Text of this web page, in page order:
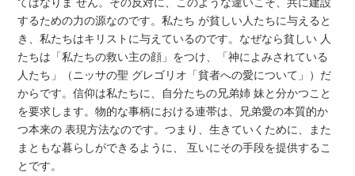
てはなりま せん。その反対に、このような違いこそ、共に建設
するための力の源なのです。私たち が貧しい人たちに与えると
き、私たちはキリストに与えているのです。なぜなら貧しい 人
たちは「私たちの救い主の顔」をつけ、「神によみされている
人たち」（ニッサの聖 グレゴリオ「貧者への愛について」）だ
からです。信仰は私たちに、自分たちの兄弟姉 妹と分かつこと
を要求します。物的な事柄における連帯は、兄弟愛の本質的か
つ本来の 表現方法なのです。つまり、生きていくために、また
まともな暮らしができるように、 互いにその手段を提供するこ
とです。